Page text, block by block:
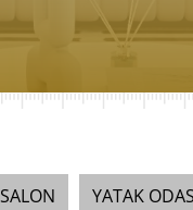
SALON YATAK